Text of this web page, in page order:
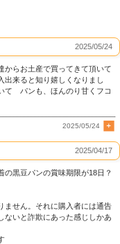
2025/05/24
からお土産で買ってきて頂いて
来ると知り嬉しくなりまし
パンも、ほんのり甘くフコ
2025/05/24
2025/04/17
黒豆パンの賞味期限が18日？
ません。それに購入者には通告
ないと詐欺にあった感じしかあ